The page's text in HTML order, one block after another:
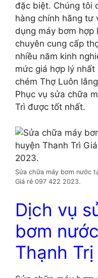
đặc biệt. Chúng tôi
hàng chính hãng tư
dụng máy bơm hợp
chuyên cung cấp
nhiều năm kinh
mức giá hợp lý
chém Thợ Luôn
Phục vụ sửa chữa
Trì được tốt nhất.
Sửa chữa máy bơm nước
Giá rẻ 097 422 2023.
Dịch vụ
bơm
Thạnh